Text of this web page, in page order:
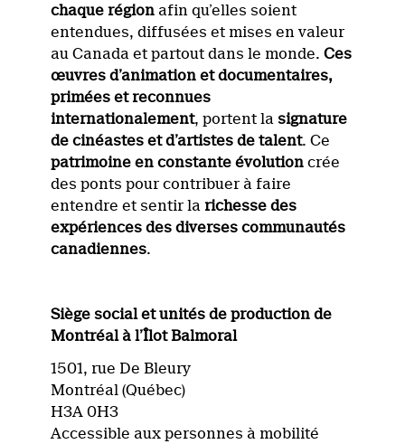
chaque région afin qu’elles soient
entendues, diffusées et mises en valeur
au Canada et partout dans le monde.Ces
œuvres d’animation et documentaires,
primées et reconnues
internationalement, portent lasignature
de cinéastes et d’artistes de talent. Ce
patrimoine en constante évolution crée
des ponts pour contribuer à faire
entendre et sentir la richesse des
expériences des diverses communautés
canadiennes.
Siège social et unités de production de
Montréal à l’Îlot Balmoral
1501, rue De Bleury
Montréal (Québec)
H3A 0H3
Accessible aux personnes à mobilité